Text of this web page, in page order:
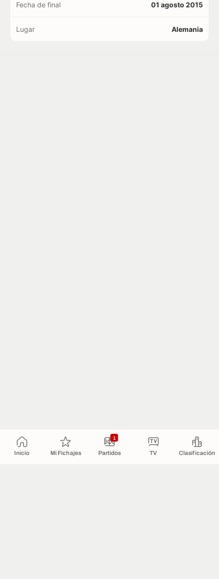
Inicio Mi Fichajes Partidos
1
TV Clasificación
Fecha de final 01 agosto 2015
Lugar Alemania